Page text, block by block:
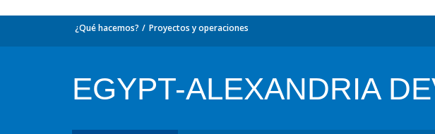
¿Qué hacemos? Proyectos y operaciones
EGYPT-ALEXANDRIA